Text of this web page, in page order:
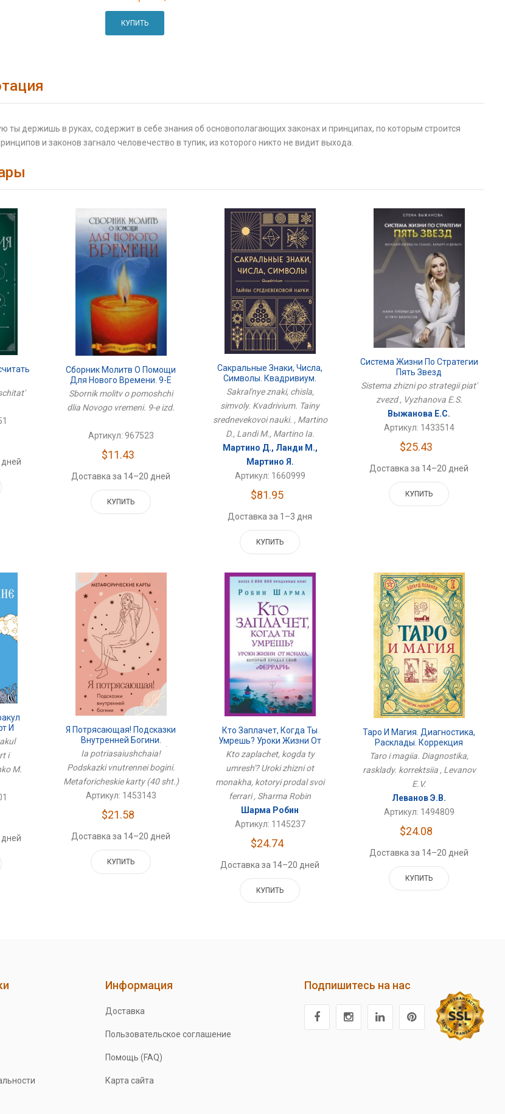
КУПИТЬ
ты держишь в руках, содержит в себе знания об основополагающих законах и принципах, по которым строится
и законов загнало человечество в тупик, из которого никто не видит выхода.
Сборник Молитв О Помощи
Для Нового Времени. 9-Е
Изд.
Sbornik molitv o pomoshchi
dlia Novogo vremeni. 9-e izd.
Артикул: 967523
$11.43
Доставка за 14–20 дней
КУПИТЬ
Сакральные Знаки, Числа,
Символы. Квадривиум.
Тайны Средневековой Науки.
Sakral'nye znaki, chisla,
simvoly. Kvadrivium. Tainy
srednevekovoi nauki. , Martino
D., Landi M., Martino Ia.
Мартино Д., Ланди М.,
Мартино Я.
Артикул: 1660999
$81.95
Доставка за 1–3 дня
КУПИТЬ
Система Жизни По Стратегии
Пять Звезд
Sistema zhizni po strategii piat'
zvezd , Vyzhanova E.S.
Выжанова Е.С.
Артикул: 1433514
$25.43
Доставка за 14–20 дней
КУПИТЬ
И
i
M.
Я Потрясающая! Подсказки
Внутренней Богини.
Метафорические Карты (40
Ia potriasaiushchaia!
Podskazki vnutrennei bogini.
Metaforicheskie karty (40 sht.)
Артикул: 1453143
$21.58
Доставка за 14–20 дней
КУПИТЬ
Кто Заплачет, Когда Ты
Умрешь? Уроки Жизни От
Монаха, Который Продал
Свой Феррари
Kto zaplachet, kogda ty
umresh'? Uroki zhizni ot
monakha, kotoryi prodal svoi
ferrari , Sharma Robin
Шарма Робин
Артикул: 1145237
$24.74
Доставка за 14–20 дней
КУПИТЬ
Таро И Магия. Диагностика,
Расклады. Коррекция
Taro i magiia. Diagnostika,
rasklady. korrektsiia , Levanov
E.V.
Леванов Э.В.
Артикул: 1494809
$24.08
Доставка за 14–20 дней
КУПИТЬ
Информация
Доставка
Пользовательское соглашение
Помощь (FAQ)
Карта сайта
Подпишитесь на нас